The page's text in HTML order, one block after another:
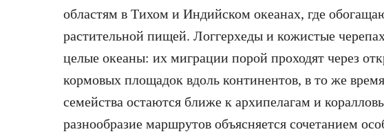
областям в Тихом и Индийском океанах, где
растительной пищей. Логгерхеды и кожистые
целые океаны: их миграции порой проходят через
кормовых площадок вдоль континентов, в то же
семейства остаются ближе к архипелагам и
разнообразие маршрутов объясняется сочетанием